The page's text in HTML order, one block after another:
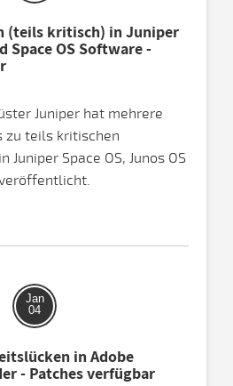
(teils kritisch) in Juniper
Space OS Software -
Juniper hat mehrere
zu teils kritischen
Juniper Space OS, Junos OS
Jan
04
in Adobe
- Patches verfügbar